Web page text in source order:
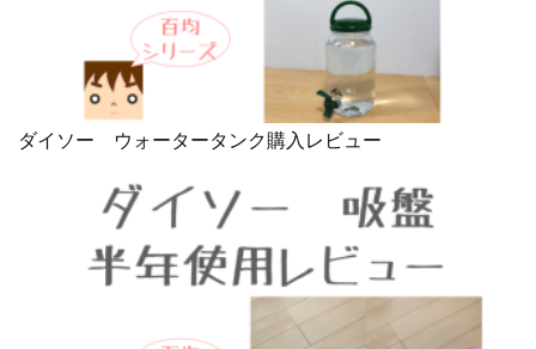
ダイソー ウォータータンク購入レビュー